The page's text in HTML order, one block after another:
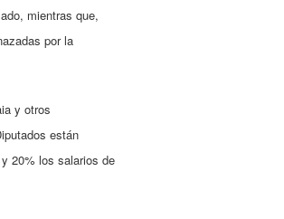
mientras que,
por la
y otros
están
20% los salarios de